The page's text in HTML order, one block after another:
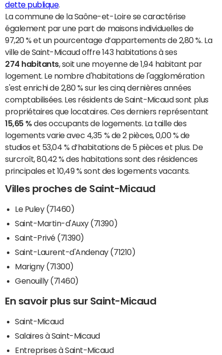
dette publique.
La commune de la Saône-et-Loire se caractérise
également par une part de maisons individuelles de
97,20 % et un pourcentage d’appartements de 2,80 %. La
ville de Saint-Micaud offre 143 habitations à ses
274 habitants, soit une moyenne de 1,94 habitant par
logement. Le nombre d'habitations de l'agglomération
s'est enrichi de 2,80 % sur les cinq dernières années
comptabilisées. Les résidents de Saint-Micaud sont plus
propriétaires que locataires. Ces derniers représentant
15,65 % des occupants de logements. La taille des
logements varie avec 4,35 % de 2 pièces, 0,00 % de
studios et 53,04 % d’habitations de 5 pièces et plus. De
surcroît, 80,42 % des habitations sont des résidences
principales et 10,49 % sont des logements vacants.
Villes proches de Saint-Micaud
Le Puley (71460)
Saint-Martin-d'Auxy (71390)
Saint-Privé (71390)
Saint-Laurent-d'Andenay (71210)
Marigny (71300)
Genouilly (71460)
En savoir plus sur Saint-Micaud
Saint-Micaud
Salaires à Saint-Micaud
Entreprises à Saint-Micaud